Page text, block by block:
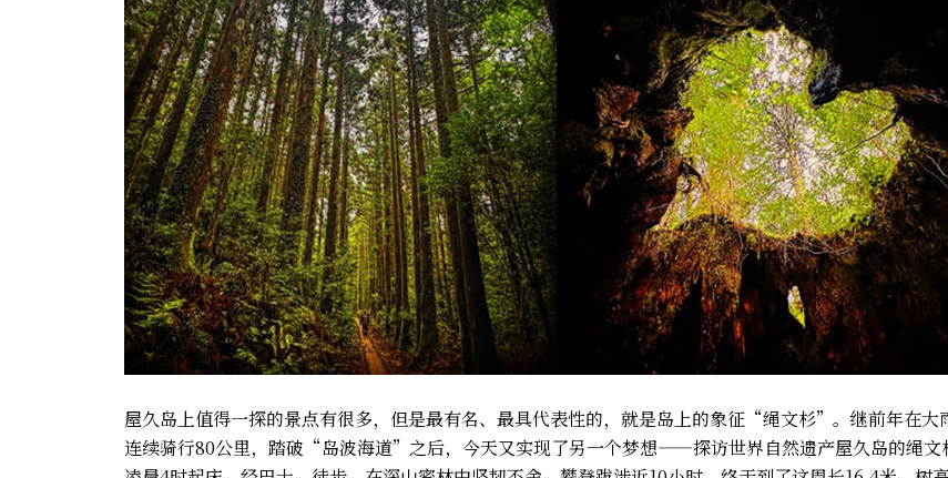
屋久岛上值得一探的景点有很多，但是最有名、最具代表性的，就是岛上的象征“绳文杉”。继前年在大
连续骑行80公里，踏破“岛波海道”之后，今天又实现了另一个梦想——探访世界自然遗产屋久岛的绳文